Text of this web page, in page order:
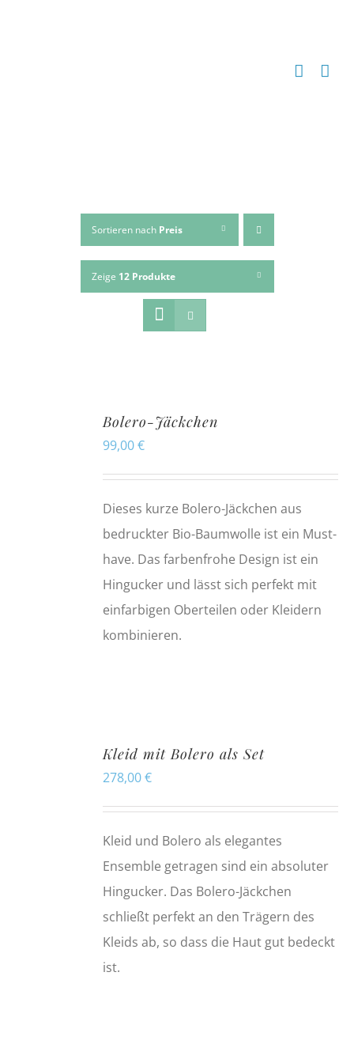
Sortieren nach Preis
Zeige 12 Produkte
Bolero-Jäckchen
99,00€
Dieses kurze Bolero-Jäckchen aus
bedruckter Bio-Baumwolle ist ein Must-
have. Das farbenfrohe Design ist ein
Hingucker und lässt sich perfekt mit
einfarbigen Oberteilen oder Kleidern
kombinieren.
Kleid mit Bolero als Set
278,00€
Kleid und Bolero als elegantes
Ensemble getragen sind ein absoluter
Hingucker. Das Bolero-Jäckchen
schließt perfekt an den Trägern des
Kleids ab, so dass die Haut gut bedeckt
ist.